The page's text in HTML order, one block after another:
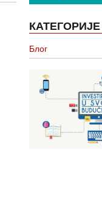
КАТЕГОРИЈЕ
Блог